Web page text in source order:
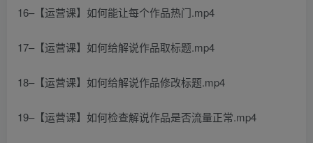
16–【运营课】如何能让每个作品热门.mp4
17–【运营课】如何给解说作品取标题.mp4
18–【运营课】如何给解说作品修改标题.mp4
19–【运营课】如何检查解说作品是否流量正常.mp4